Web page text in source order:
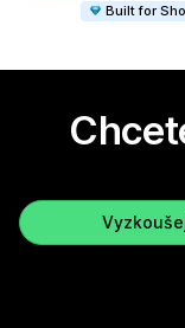
Built for